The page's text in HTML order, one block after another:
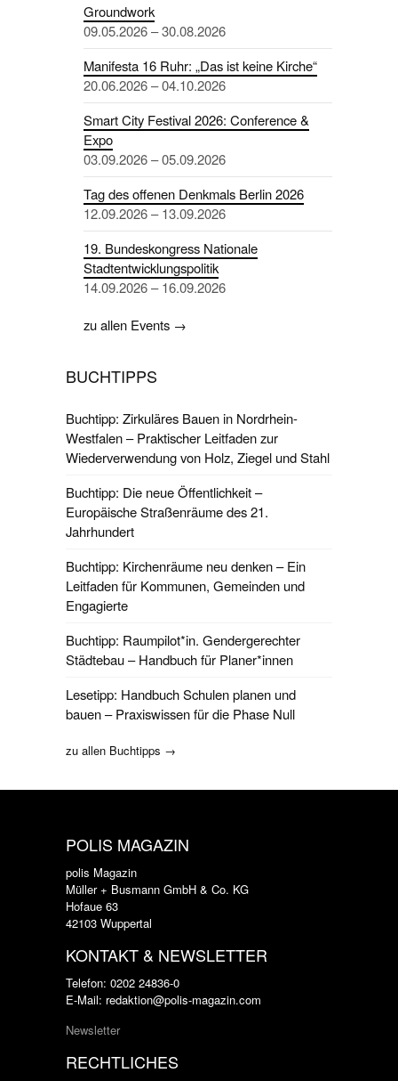
Groundwork
09.05.2026 – 30.08.2026
Manifesta 16 Ruhr: „Das ist keine Kirche“
20.06.2026 – 04.10.2026
Smart City Festival 2026: Conference &
Expo
03.09.2026 – 05.09.2026
Tag des offenen Denkmals Berlin 2026
12.09.2026 – 13.09.2026
19. Bundeskongress Nationale
Stadtentwicklungspolitik
14.09.2026 – 16.09.2026
zu allen Events →
BUCHTIPPS
Buchtipp: Zirkuläres Bauen in Nordrhein-
Westfalen – Praktischer Leitfaden zur
Wiederverwendung von Holz, Ziegel und Stahl
Buchtipp: Die neue Öffentlichkeit –
Europäische Straßenräume des 21.
Jahrhundert
Buchtipp: Kirchenräume neu denken – Ein
Leitfaden für Kommunen, Gemeinden und
Engagierte
Buchtipp: Raumpilot*in. Gendergerechter
Städtebau – Handbuch für Planer*innen
Lesetipp: Handbuch Schulen planen und
bauen – Praxiswissen für die Phase Null
zu allen Buchtipps →
POLIS MAGAZIN
polis Magazin
Müller + Busmann GmbH & Co. KG
Hofaue 63
42103 Wuppertal
KONTAKT & NEWSLETTER
Telefon: 0202 24836-0
E-Mail: redaktion@polis-magazin.com
Newsletter
RECHTLICHES